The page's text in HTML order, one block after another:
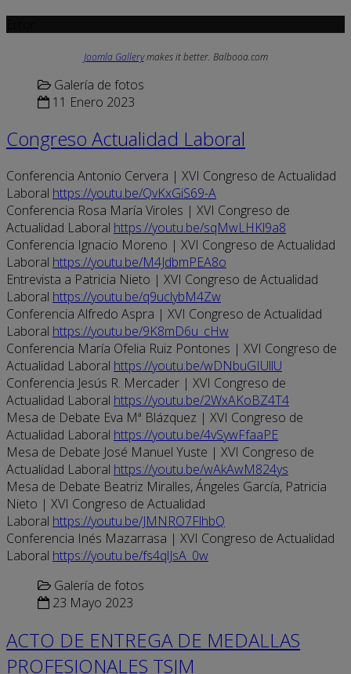
Joomla Gallerymakes it better. Balbooa.com
Galería de fotos
11 Enero 2023
Congreso Actualidad Laboral
Conferencia Antonio Cervera | XVI Congreso de Actualidad
Laboral https://youtu.be/QvKxGiS69-A
Conferencia Rosa María Viroles | XVI Congreso de
Actualidad Laboral https://youtu.be/sqMwLHKl9a8
Conferencia Ignacio Moreno | XVI Congreso de Actualidad
Laboral https://youtu.be/M4JdbmPEA8o
Entrevista a Patricia Nieto | XVI Congreso de Actualidad
Laboral https://youtu.be/q9uclybM4Zw
Conferencia Alfredo Aspra | XVI Congreso de Actualidad
Laboral https://youtu.be/9K8mD6u_cHw
Conferencia María Ofelia Ruiz Pontones | XVI Congreso de
Actualidad Laboral https://youtu.be/wDNbuGIUllU
Conferencia Jesús R. Mercader | XVI Congreso de
Actualidad Laboral https://youtu.be/2WxAKoBZ4T4
Mesa de Debate Eva Mª Blázquez | XVI Congreso de
Actualidad Laboral https://youtu.be/4vSywFfaaPE
Mesa de Debate José Manuel Yuste | XVI Congreso de
Actualidad Laboral https://youtu.be/wAkAwM824ys
Mesa de Debate Beatriz Miralles, Ángeles García, Patricia
Nieto | XVI Congreso de Actualidad
Laboral https://youtu.be/JMNRO7FlhbQ
Conferencia Inés Mazarrasa | XVI Congreso de Actualidad
Laboral https://youtu.be/fs4qlJsA_0w
Galería de fotos
23 Mayo 2023
ACTO DE ENTREGA DE MEDALLAS
PROFESIONALES TSJM